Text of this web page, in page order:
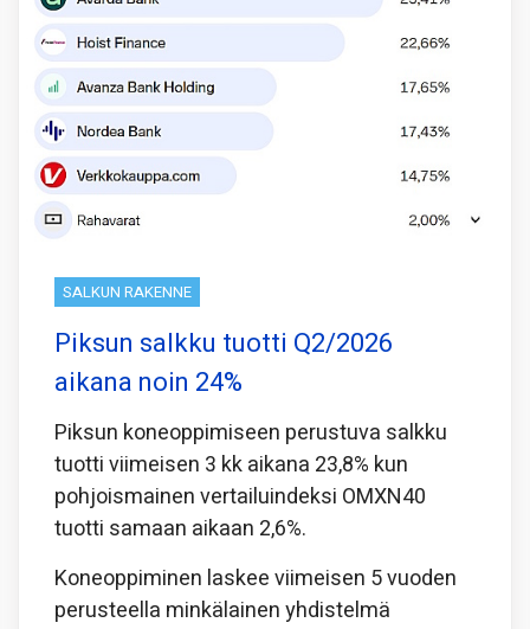
SALKUN RAKENNE
Piksun salkku tuotti Q2/2026
aikana noin 24%
Piksun koneoppimiseen perustuva salkku
tuotti viimeisen 3 kk aikana 23,8% kun
pohjoismainen vertailuindeksi OMXN40
tuotti samaan aikaan 2,6%.
Koneoppiminen laskee viimeisen 5 vuoden
perusteella minkälainen yhdistelmä